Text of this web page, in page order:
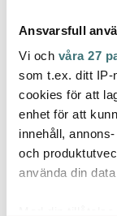
Ansvarsfull
Vi och våra 27
som t.ex. ditt IP-
cookies för att
enhet för att
innehåll,
och
använda din
Rosenthal
Joyn kaffekopp
denim blue
119 kr 199 kr